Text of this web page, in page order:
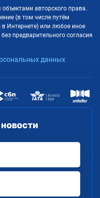
авторского права.
(в том числе путём
в Интернете) или любое иное
предварительного согласия
данных